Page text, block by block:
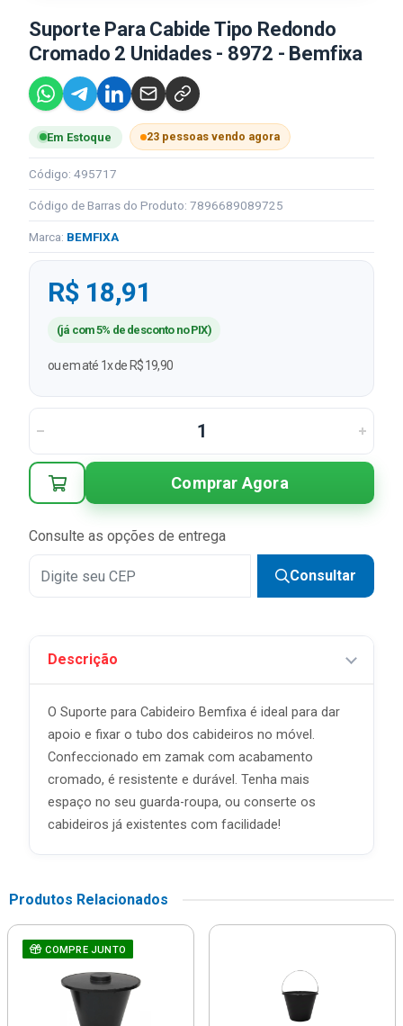
Suporte Para Cabide Tipo Redondo
Cromado 2 Unidades - 8972 - Bemfixa
Em Estoque 23 pessoas vendo agora
Código: 495717
Código de Barras do Produto: 7896689089725
Marca: BEMFIXA
R$ 18,91
(já com 5% de desconto no PIX)
ou em até 1x de R$ 19,90
Comprar Agora
Consulte as opções de entrega
Consultar
Descrição
O Suporte para Cabideiro Bemfixa é ideal para dar
apoio e fixar o tubo dos cabideiros no móvel.
Confeccionado em zamak com acabamento
cromado, é resistente e durável. Tenha mais
espaço no seu guarda-roupa, ou conserte os
cabideiros já existentes com facilidade!
Produtos Relacionados
COMPRE JUNTO